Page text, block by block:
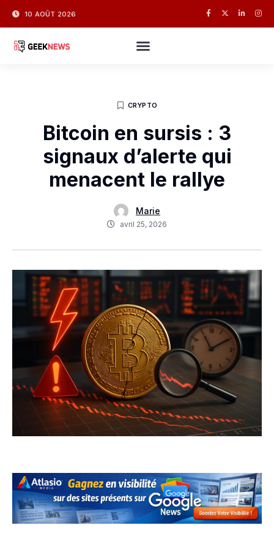
10 AOÛT 2026
CRYPTO
Bitcoin en sursis : 3
signaux d’alerte qui
menacent le rallye
Marie
avril 25, 2026